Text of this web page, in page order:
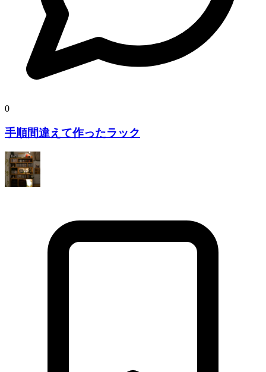
0
手順間違えて作ったラック